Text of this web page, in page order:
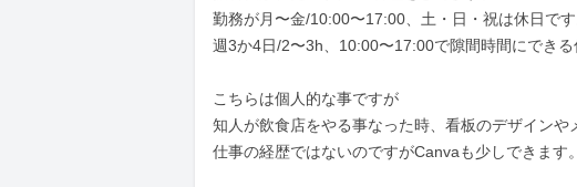
勤務が月〜金/10:00〜17:00、土・日・祝は休日です
週3か4日/2〜3h、10:00〜17:00で隙間時間にできる
こちらは個人的な事ですが
知人が飲食店をやる事なった時、看板のデザインや
仕事の経歴ではないのですがCanvaも少しできます。